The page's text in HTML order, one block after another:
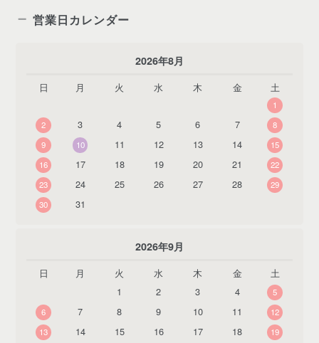
営業日カレンダー
2026年8月
日 月 火 水 木 金 土
1
2
3 4 5 6 7
8
9
10 11 12 13 14
15
16
17 18 19 20 21
22
23
24 25 26 27 28
29
30
31
2026年9月
日 月 火 水 木 金
土
1
2 3 4
5
6
7 8 9 10 11
12
13
14 15 16 17 18
19